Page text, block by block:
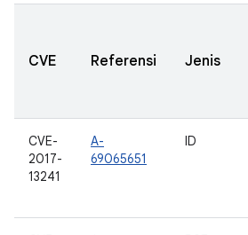
CVE Referensi Jenis
CVE-
2017-
13241
A-
69065651
ID